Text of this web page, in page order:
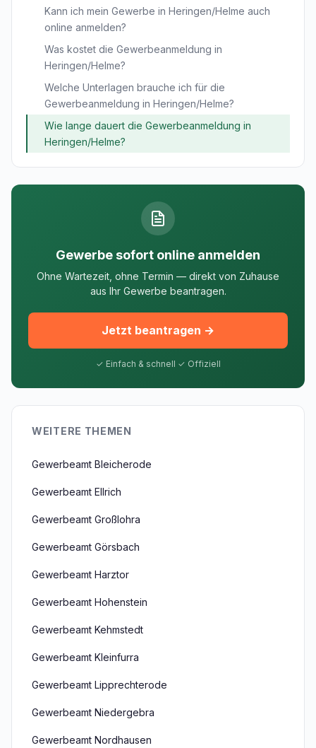
Kann ich mein Gewerbe in Heringen/Helme auch
online anmelden?
Was kostet die Gewerbeanmeldung in
Heringen/Helme?
Welche Unterlagen brauche ich für die
Gewerbeanmeldung in Heringen/Helme?
Wie lange dauert die Gewerbeanmeldung in
Heringen/Helme?
Gewerbe sofort online anmelden
Ohne Wartezeit, ohne Termin — direkt von Zuhause
aus Ihr Gewerbe beantragen.
Jetzt beantragen →
✓ Einfach & schnell ✓ Offiziell
WEITERE THEMEN
Gewerbeamt Bleicherode
Gewerbeamt Ellrich
Gewerbeamt Großlohra
Gewerbeamt Görsbach
Gewerbeamt Harztor
Gewerbeamt Hohenstein
Gewerbeamt Kehmstedt
Gewerbeamt Kleinfurra
Gewerbeamt Lipprechterode
Gewerbeamt Niedergebra
Gewerbeamt Nordhausen